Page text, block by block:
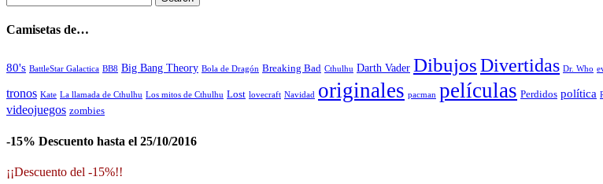
Camisetas de…
80's BattleStar Galactica BB8 Big Bang Theory Bola de Dragón Breaking Bad Cthulhu Darth Vader DibujosDivertidas Dr. Who
tronos Kate La llamada de Cthulhu Los mitos de Cthulhu Lost lovecraft Navidad originales pacman películas Perdidos política
videojuegos zombies
-15% Descuento hasta el 25/10/2016
¡¡Descuento del -15%!!